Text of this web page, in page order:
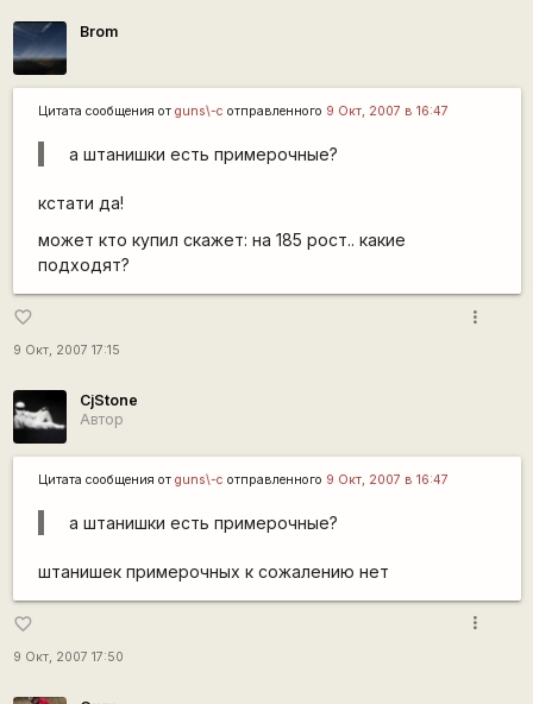
Brom
Цитата сообщения от guns\-c отправленного 9 Окт, 2007 в 16:47
а штанишки есть примерочные?
кстати да!
может кто купил скажет: на 185 рост.. какие
подходят?
favorite_border
9 Окт, 2007 17:15
more_vert
CjStone
Автор
Цитата сообщения от guns\-c отправленного 9 Окт, 2007 в 16:47
а штанишки есть примерочные?
штанишек примерочных к сожалению нет
favorite_border
9 Окт, 2007 17:50
more_vert